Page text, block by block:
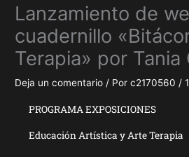
Lanzamiento de
cuadernillo
Terapia» por Tania
Deja un comentario / Porc2170560 /
PROGRAMA EXPOSICIONES
Educación Artística y Arte Terapia